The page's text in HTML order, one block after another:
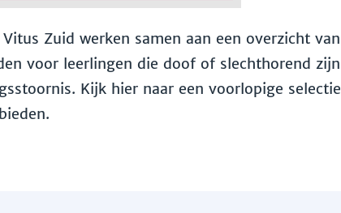
Zuid werken samen aan een overzicht van
voor leerlingen die doof of slechthorend zijn
Kijk hier naar een voorlopige selectie